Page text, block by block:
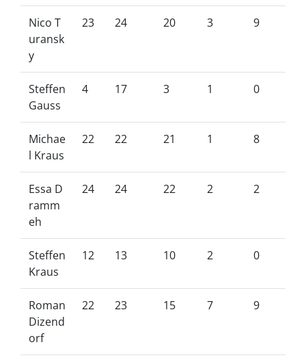
Nico T
uransk
y
23 24 20 3 9
Steffen
Gauss
4 17 3 1 0
Michae
l Kraus
22 22 21 1 8
Essa D
ramm
eh
24 24 22 2 2
Steffen
Kraus
12 13 10 2 0
Roman
Dizend
orf
22 23 15 7 9